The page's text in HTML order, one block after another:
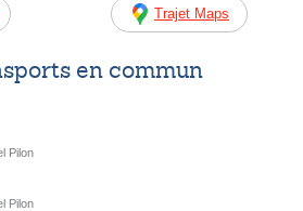
Trajet Maps
en commun
Pilon
Pilon